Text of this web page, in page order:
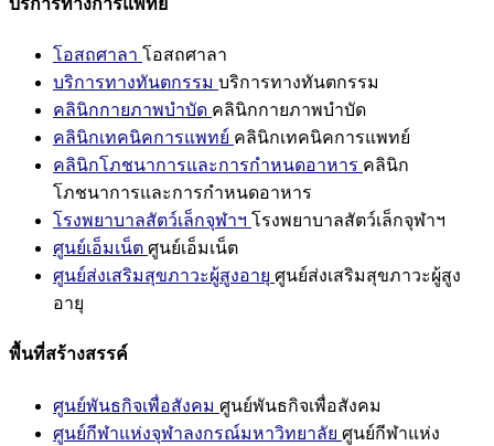
โอสถศาลา โอสถศาลา
บริการทางทันตกรรม บริการทางทันตกรรม
คลินิกกายภาพบำบัด คลินิกกายภาพบำบัด
คลินิกเทคนิคการแพทย์ คลินิกเทคนิคการแพทย์
คลินิกโภชนาการและการกำหนดอาหาร คลินิก
โภชนาการและการกำหนดอาหาร
โรงพยาบาลสัตว์เล็กจุฬาฯ โรงพยาบาลสัตว์เล็กจุฬาฯ
ศูนย์เอ็มเน็ต ศูนย์เอ็มเน็ต
ศูนย์ส่งเสริมสุขภาวะผู้สูงอายุ ศูนย์ส่งเสริมสุขภาวะผู้สูง
อายุ
พื้นที่สร้างสรรค์
ศูนย์พันธกิจเพื่อสังคม ศูนย์พันธกิจเพื่อสังคม
ศูนย์กีฬาแห่งจุฬาลงกรณ์มหาวิทยาลัย ศูนย์กีฬาแห่ง